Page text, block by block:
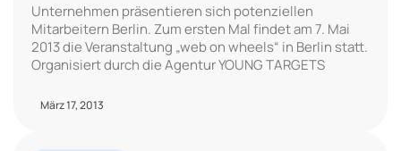
Unternehmen präsentieren sich potenziellen
Mitarbeitern Berlin. Zum ersten Mal findet am 7. Mai
2013 die Veranstaltung „web on wheels“ in Berlin statt.
Organisiert durch die Agentur YOUNG TARGETS
März 17, 2013